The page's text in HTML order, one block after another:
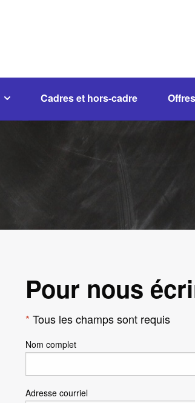
Cadres et hors-cadre
Pour nous
* Tous les champs sont requis
Nom complet
Adresse courriel